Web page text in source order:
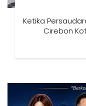
Ketika
Cirebon